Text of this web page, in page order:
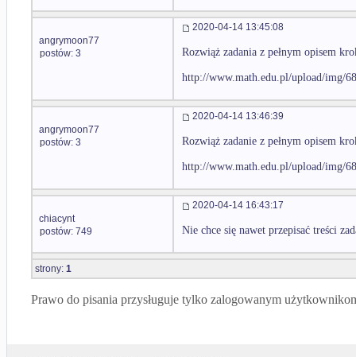
angrymoon77
postów: 3
2020-04-14 13:45:08
Rozwiąż zadania z pełnym opisem
http://www.math.edu.pl/upload/img/
angrymoon77
postów: 3
2020-04-14 13:46:39
Rozwiąż zadanie z pełnym opisem
http://www.math.edu.pl/upload/img/
chiacynt
postów: 749
2020-04-14 16:43:17
Nie chce się nawet przepisać treści
strony: 1
Prawo do pisania przysługuje tylko zalogowanym